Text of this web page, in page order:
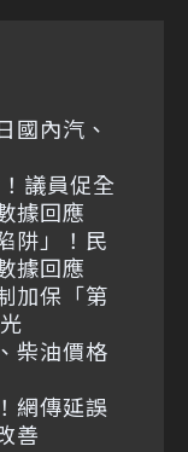
國內汽、
議員促全
據回應
阱」！民
據回應
加保「第
柴油價格
網傳延誤
善